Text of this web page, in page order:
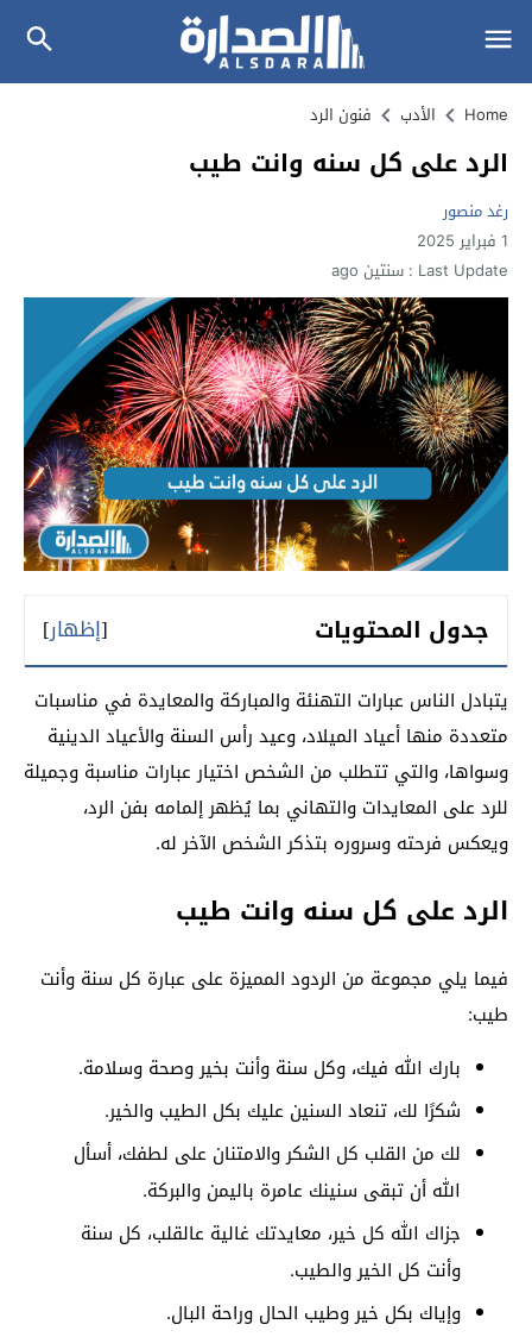
Home الأدب فنون الرد
الرد على كل سنه وانت طيب
رغد منصور
1 فبراير 2025
Last Update : سنتين ago
جدول المحتويات [إظهار]
يتبادل الناس عبارات التهنئة والمباركة والمعايدة في مناسبات
متعددة منها أعياد الميلاد، وعيد رأس السنة والأعياد الدينية
وسواها، والتي تتطلب من الشخص اختيار عبارات مناسبة وجميلة
للرد على المعايدات والتهاني بما يُظهر إلمامه بفن الرد،
ويعكس فرحته وسروره بتذكر الشخص الآخر له.
الرد على كل سنه وانت طيب
فيما يلي مجموعة من الردود المميزة على عبارة كل سنة وأنت
طيب:
بارك الله فيك، وكل سنة وأنت بخير وصحة وسلامة.
شكرًا لك، تنعاد السنين عليك بكل الطيب والخير.
لك من القلب كل الشكر والامتنان على لطفك، أسأل
الله أن تبقى سنينك عامرة باليمن والبركة.
جزاك الله كل خير، معايدتك غالية عالقلب، كل سنة
وأنت كل الخير والطيب.
وإياك بكل خير وطيب الحال وراحة البال.